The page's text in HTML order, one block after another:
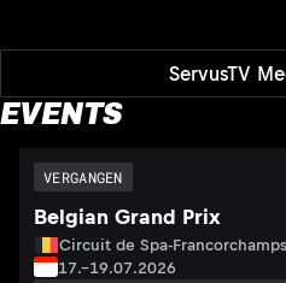
ServusTV
EVENTS
VERGANGEN
Belgian Grand Prix
Circuit de Spa-
17.–19.07.2026